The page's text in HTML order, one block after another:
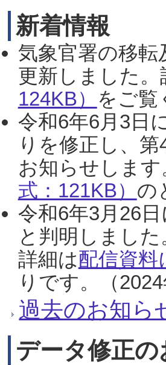
新着情報
気象官署の移
更新しました。
124KB） をご覧
令和6年6月3日
りを修正し、
お知らせします
式：121KB） の
令和6年3月26
と判明しまし
詳細は配信資料
りです。（2024
過去のお知ら
データ修正